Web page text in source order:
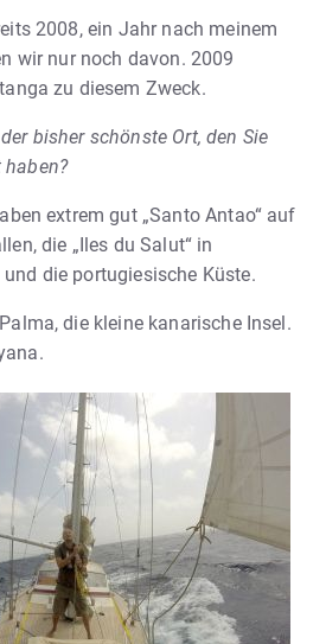
2008, ein Jahr nach meinem
wir nur noch davon. 2009
zu diesem Zweck.
bisher schönste Ort, den Sie
extrem gut „Santo Antao“ auf
die „Iles du Salut“ in
die portugiesische Küste.
die kleine kanarische Insel.